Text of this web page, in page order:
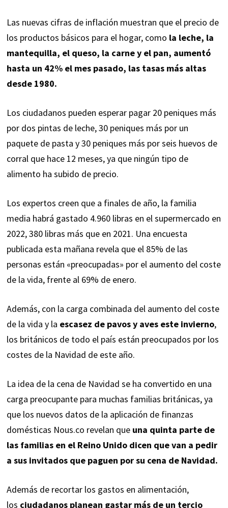
Las nuevas cifras de inflación muestran que el precio de
los productos básicos para el hogar, como la leche, la
mantequilla, el queso, la carne y el pan, aumentó
hasta un 42% el mes pasado, las tasas más altas
desde 1980.
Los ciudadanos pueden esperar pagar 20 peniques más
por dos pintas de leche, 30 peniques más por un
paquete de pasta y 30 peniques más por seis huevos de
corral que hace 12 meses, ya que ningún tipo de
alimento ha subido de precio.
Los expertos creen que a finales de año, la familia
media habrá gastado 4.960 libras en el supermercado en
2022, 380 libras más que en 2021. Una encuesta
publicada esta mañana revela que el 85% de las
personas están «preocupadas» por el aumento del coste
de la vida, frente al 69% de enero.
Además, con la carga combinada del aumento del coste
de la vida y la escasez de pavos y aves este invierno,
los británicos de todo el país están preocupados por los
costes de la Navidad de este año.
La idea de la cena de Navidad se ha convertido en una
carga preocupante para muchas familias británicas, ya
que los nuevos datos de la aplicación de finanzas
domésticas Nous.co revelan que una quinta parte de
las familias en el Reino Unido dicen que van a pedir
a sus invitados que paguen por su cena de Navidad.
Además de recortar los gastos en alimentación,
los ciudadanos planean gastar más de un tercio